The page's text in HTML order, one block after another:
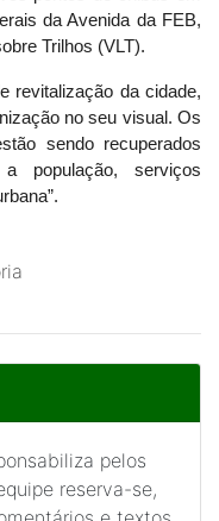
da Avenida da FEB,
Trilhos (VLT).
revitalização da cidade,
no seu visual. Os
sendo recuperados
a população, serviços
pelos
reserva-se,